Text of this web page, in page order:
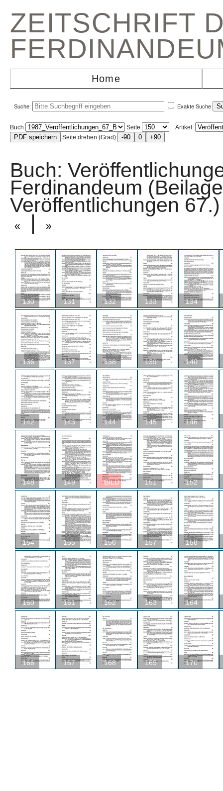
ZEITSCHRIFT
Home
Suche: Exakte Suche
Buch Seite
Artikel:
Seite drehen (Grad):
Buch:
Ferdinandeum
Veröffentlichungen
« | »
130 131 132 133 134
136 137 138 139 140
142 143 144 145 146
148 149 BILD 151 152
154 155 156 157 158
160 161 162 163 164
166 167 168 169 170